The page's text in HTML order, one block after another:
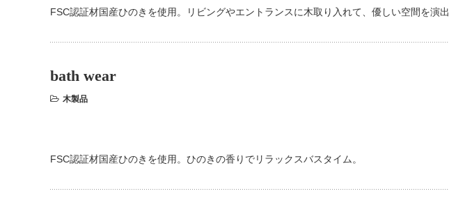
FSC認証材国産ひのきを使用。リビングやエントランスに木取り入れて、優しい空間を演出
bath wear
木製品
FSC認証材国産ひのきを使用。ひのきの香りでリラックスバスタイム。